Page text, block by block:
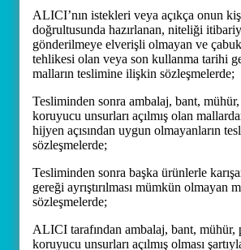
ALICI’nın istekleri veya açıkça onun
doğrultusunda hazırlanan, niteliği
gönderilmeye elverişli olmayan ve
tehlikesi olan veya son kullanma tarihi
malların teslimine ilişkin sözleşmelerde;
Tesliminden sonra ambalaj, bant,
koruyucu unsurları açılmış olan
hijyen açısından uygun olmayanların
sözleşmelerde;
Tesliminden sonra başka ürünlerle
gereği ayrıştırılması mümkün olmayan
sözleşmelerde;
ALICI tarafından ambalaj, bant, mühür,
koruyucu unsurları açılmış olması